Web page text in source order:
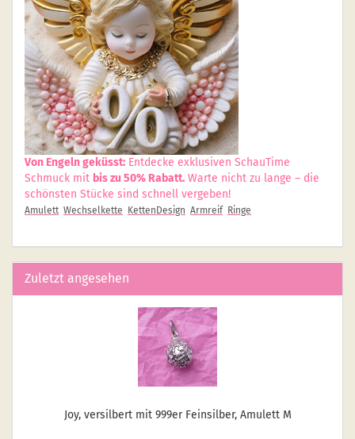
Von Engeln geküsst: Entdecke exklusiven SchauTime
Schmuck mit bis zu 50% Rabatt. Warte nicht zu lange – die
schönsten Stücke sind schnell vergeben!
Amulett Wechselkette KettenDesign Armreif Ringe
Zuletzt angesehen
Joy, ver­sil­bert mit 999er Fein­sil­ber, Amu­lett M